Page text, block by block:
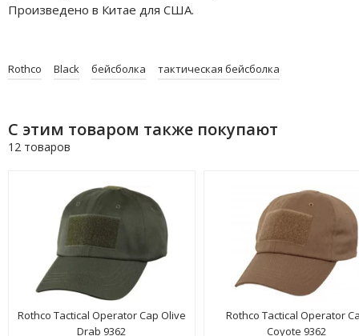
Произведено в Китае для США.
Rothco Black бейсболка тактическая бейсболка
С этим товаром также покупают
12 товаров
Rothco Tactical Operator Cap Olive
Drab 9362
Rothco Tactical Operator
Coyote 9362